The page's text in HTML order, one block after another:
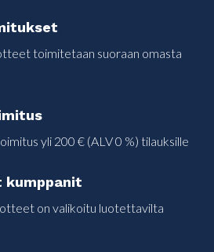
toimitetaan suoraan omasta
yli 200 € (ALV 0 %) tilauksille
kumppanit
on valikoitu luotettavilta